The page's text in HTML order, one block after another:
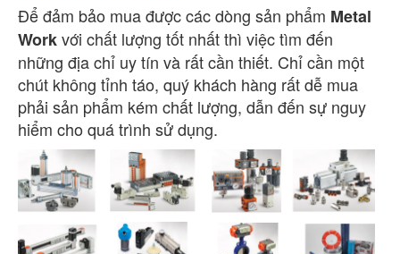
Để đảm bảo mua được các dòng sản phẩm Metal
Workvới chất lượng tốt nhất thì việc tìm đến
những địa chỉ uy tín và rất cần thiết. Chỉ cần một
chút không tỉnh táo, quý khách hàng rất dễ mua
phải sản phẩm kém chất lượng, dẫn đến sự nguy
hiểm cho quá trình sử dụng.